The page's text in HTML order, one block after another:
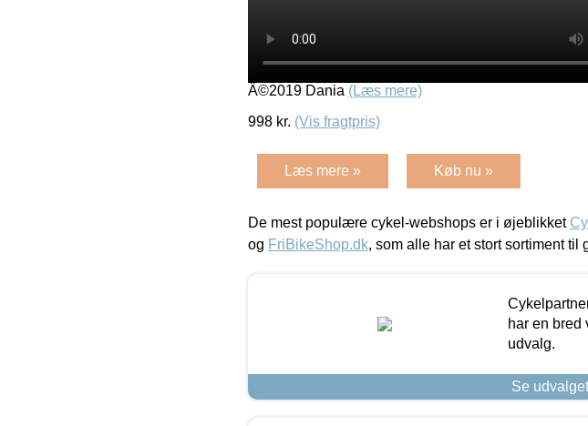
Â©2019 Dania (Læs mere)
998 kr. (Vis fragtpris)
Læs mere » Køb nu »
De mest populære cykel-webshops er i øjeblikket
og FriBikeShop.dk, som alle har et stort sortiment til
har en bred
udvalg.
Se